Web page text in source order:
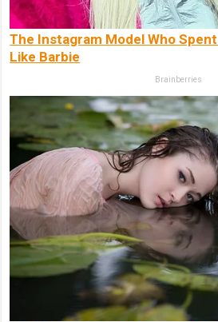
The Instagram Model Who
Like Barbie
Brainberries